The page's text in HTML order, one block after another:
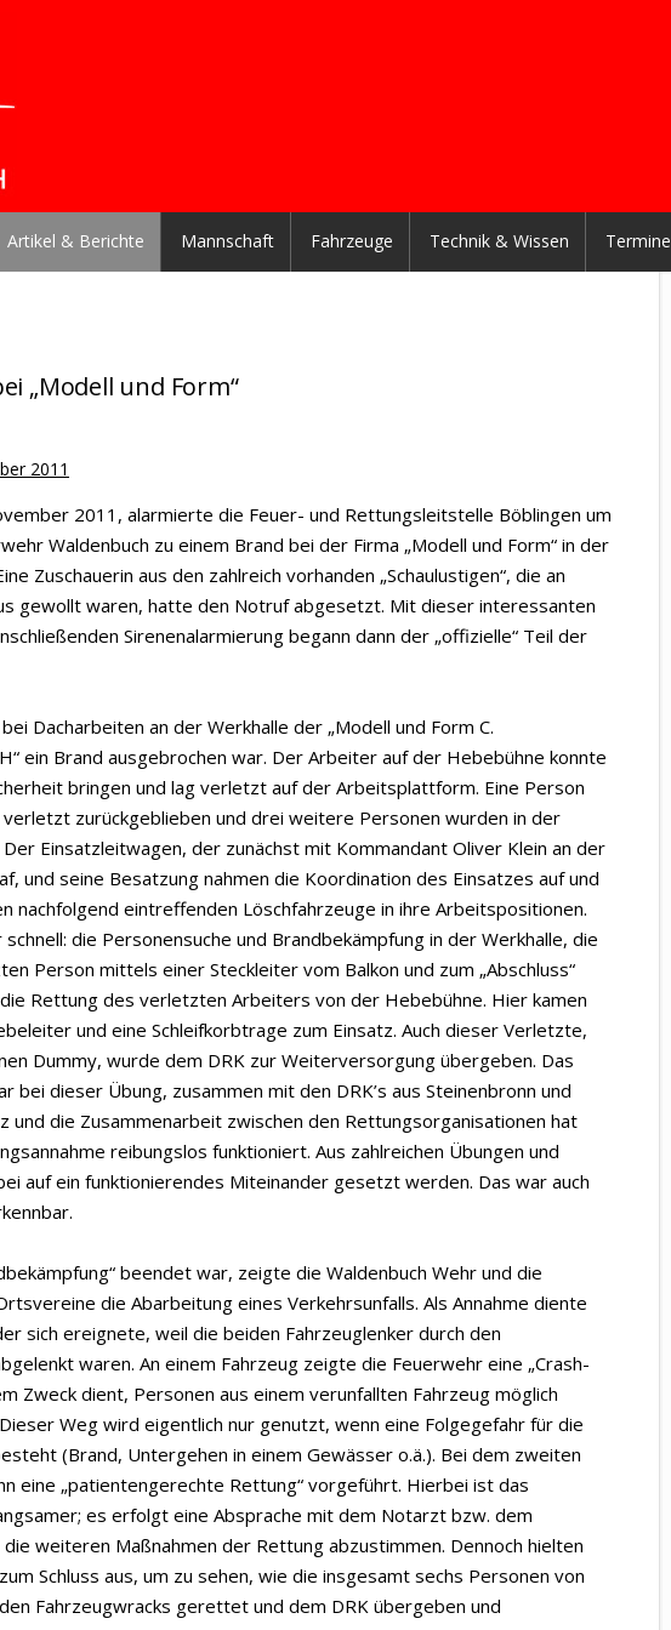
Artikel & Berichte Mannschaft Fahrzeuge Technik & Wissen Termine
„Modell und Form“
2011
2011, alarmierte die Feuer- und Rettungsleitstelle Böblingen um
Waldenbuch zu einem Brand bei der Firma „Modell und Form“ in der
Zuschauerin aus den zahlreich vorhanden „Schaulustigen“, die an
gewollt waren, hatte den Notruf abgesetzt. Mit dieser interessanten
Sirenenalarmierung begann dann der „offizielle“ Teil der
Dacharbeiten an der Werkhalle der „Modell und Form C.
ein Brand ausgebrochen war. Der Arbeiter auf der Hebebühne konnte
bringen und lag verletzt auf der Arbeitsplattform. Eine Person
verletzt zurückgeblieben und drei weitere Personen wurden in der
Einsatzleitwagen, der zunächst mit Kommandant Oliver Klein an der
und seine Besatzung nahmen die Koordination des Einsatzes auf und
nachfolgend eintreffenden Löschfahrzeuge in ihre Arbeitspositionen.
schnell: die Personensuche und Brandbekämpfung in der Werkhalle, die
Person mittels einer Steckleiter vom Balkon und zum „Abschluss“
Rettung des verletzten Arbeiters von der Hebebühne. Hier kamen
und eine Schleifkorbtrage zum Einsatz. Auch dieser Verletzte,
Dummy, wurde dem DRK zur Weiterversorgung übergeben. Das
bei dieser Übung, zusammen mit den DRK’s aus Steinenbronn und
und die Zusammenarbeit zwischen den Rettungsorganisationen hat
reibungslos funktioniert. Aus zahlreichen Übungen und
auf ein funktionierendes Miteinander gesetzt werden. Das war auch
beendet war, zeigte die Waldenbuch Wehr und die
die Abarbeitung eines Verkehrsunfalls. Als Annahme diente
sich ereignete, weil die beiden Fahrzeuglenker durch den
waren. An einem Fahrzeug zeigte die Feuerwehr eine „Crash-
Zweck dient, Personen aus einem verunfallten Fahrzeug möglich
Weg wird eigentlich nur genutzt, wenn eine Folgegefahr für die
(Brand, Untergehen in einem Gewässer o.ä.). Bei dem zweiten
eine „patientengerechte Rettung“ vorgeführt. Hierbei ist das
es erfolgt eine Absprache mit dem Notarzt bzw. dem
weiteren Maßnahmen der Rettung abzustimmen. Dennoch hielten
Schluss aus, um zu sehen, wie die insgesamt sechs Personen von
Fahrzeugwracks gerettet und dem DRK übergeben und